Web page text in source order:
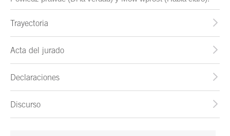
Trayectoria
Acta del jurado
Declaraciones
Discurso